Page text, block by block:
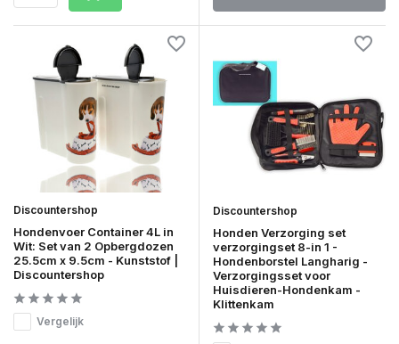
Discountershop
Hondenvoer Container 4L in
Wit: Set van 2 Opbergdozen
25.5cm x 9.5cm - Kunststof |
Discountershop
Vergelijk
Discountershop
Honden Verzorging set
verzorgingset 8-in 1 -
Hondenborstel Langharig -
Verzorgingsset voor
Huisdieren-Hondenkam -
Klittenkam